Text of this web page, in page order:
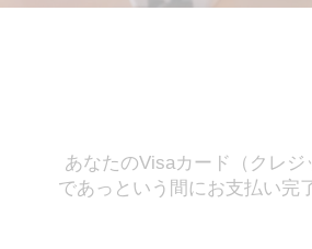
あなたのVisaカード（クレ
であっという間にお支払い完